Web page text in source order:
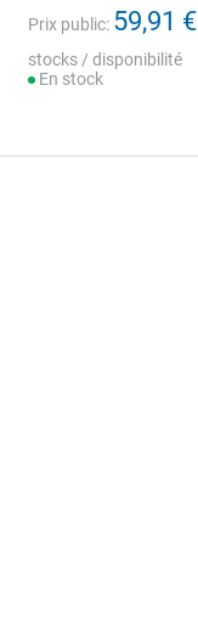
Prix public: 59,91 €
stocks / disponibilité
En stock